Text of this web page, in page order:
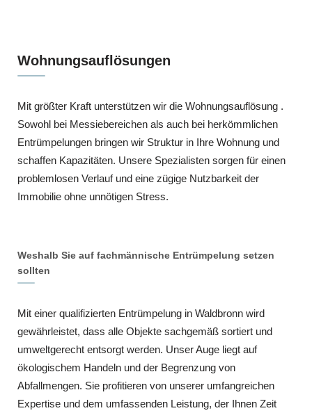
Wohnungsauflösungen
Mit größter Kraft unterstützen wir die Wohnungsauflösung .
Sowohl bei Messiebereichen als auch bei herkömmlichen
Entrümpelungen bringen wir Struktur in Ihre Wohnung und
schaffen Kapazitäten. Unsere Spezialisten sorgen für einen
problemlosen Verlauf und eine zügige Nutzbarkeit der
Immobilie ohne unnötigen Stress.
Weshalb Sie auf fachmännische Entrümpelung setzen
sollten
Mit einer qualifizierten Entrümpelung in Waldbronn wird
gewährleistet, dass alle Objekte sachgemäß sortiert und
umweltgerecht entsorgt werden. Unser Auge liegt auf
ökologischem Handeln und der Begrenzung von
Abfallmengen. Sie profitieren von unserer umfangreichen
Expertise und dem umfassenden Leistung, der Ihnen Zeit